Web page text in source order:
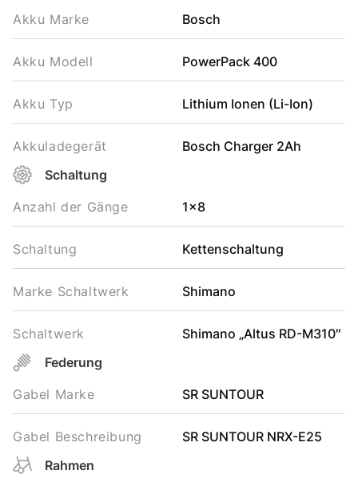
Akku Marke Bosch
Akku Modell PowerPack 400
Akku Typ Lithium Ionen (Li-Ion)
Akkuladegerät
Bosch Charger 2Ah
Schaltung
Anzahl der Gänge
1x8
Schaltung Kettenschaltung
Marke Schaltwerk Shimano
Schaltwerk
Shimano „Altus RD-M310″
Federung
Gabel Marke
SR SUNTOUR
Gabel Beschreibung
SR SUNTOUR NRX-E25
Rahmen